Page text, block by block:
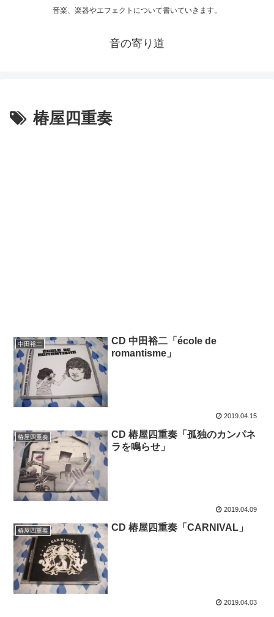
音楽、楽器やエフェクトについて書いていきます。
音の寄り道
椿屋四重奏
中田裕二
CD 中田裕二「école de
romantisme」
2019.04.15
椿屋四重奏
CD 椿屋四重奏「孤独のカンパネ
ラを鳴らせ」
2019.04.09
椿屋四重奏 CD 椿屋四重奏「CARNIVAL」
2019.04.03